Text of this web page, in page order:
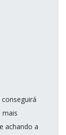
mais
achando a